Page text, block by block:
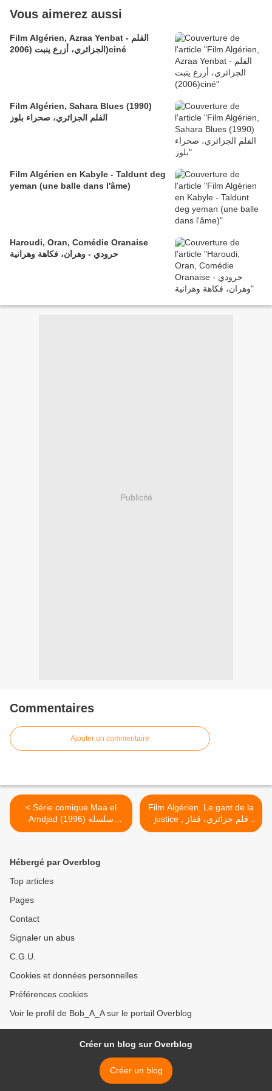
Vous aimerez aussi
Film Algérien, Azraa Yenbat - الفلم
الجزائري، أزرع ينبت (2006)ciné
Film Algérien, Sahara Blues (1990)
الفلم الجزائري، صحراء بلوز
Film Algérien en Kabyle - Taldunt deg
yeman (une balle dans l'âme)
Haroudi, Oran, Comédie Oranaise
حرودي - وهران، فكاهة وهرانية
Publicité
Commentaires
Ajouter un commentaire
< Série comique Maa el
Amdjad (1996) سلسلة
فكاهية وهرانية مع الأمجاد
Film Algérien, Le gant de la
justice , فلم جزائري، قفاز
العدالة >
Hébergé par Overblog
Top articles
Pages
Contact
Signaler un abus
C.G.U.
Cookies et données personnelles
Préférences cookies
Voir le profil de Bob_A_A sur le portail Overblog
Créer un blog sur Overblog
Créer un blog